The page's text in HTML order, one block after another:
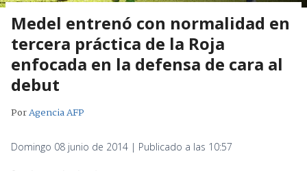
Medel entrenó con normalidad en
tercera práctica de la Roja
enfocada en la defensa de cara al
debut
PorAgencia AFP
Domingo 08 junio de 2014 | Publicado a las 10:57